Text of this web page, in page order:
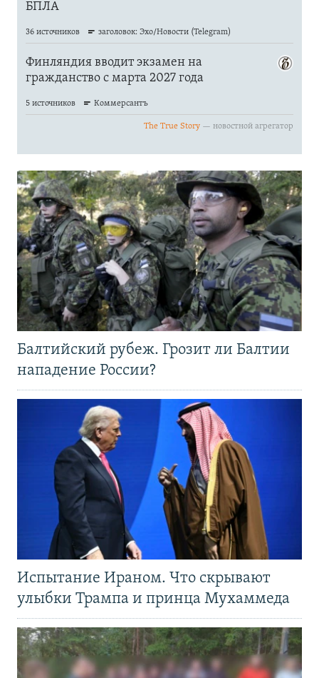
Балтийский рубеж. Грозит ли Балтии
нападение России?
Испытание Ираном. Что скрывают
улыбки Трампа и принца Мухаммеда